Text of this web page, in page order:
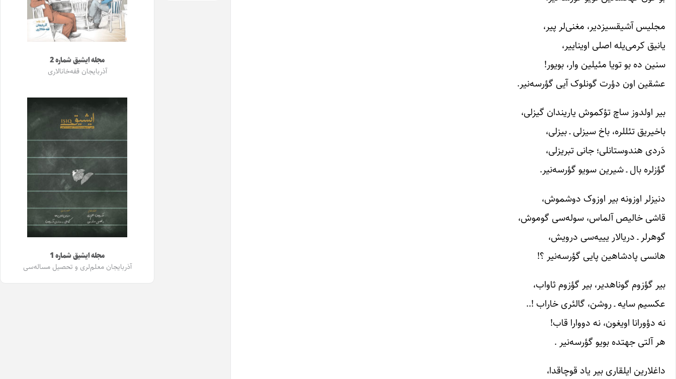
مجلیس آشیقسیزدیر، مغنی‌لر پیر،
یانیق کرمی‌یله اصلی اویناییر،
سنین ده بو تویا مئیلین وار، بویور!
عشقین اون دؤرت گونلوک آیی گؤرسه‌نیر.
بیر اولدوز ساچ تؤکموش یاریندان گیزلی،
باخیریق تئللره، باخ سیزلی ـ بیزلی،
دَردی هندوستانلی؛ جانی تبریزلی،
گؤزلره بال ـ شیرین سویو گؤرسه‌نیر.
دنیزلر اوزونه بیر اوزوک دوشموش،
قاشی خالیص آلماس، سوله‌سی گوموش،
گوهرلر ـ دریالار یییه‌سی درویش،
هانسی پادشاهین پایی گؤرسه‌نیر ؟!
بیر گؤزوم گوناهدیر، بیر گؤزوم ثاواب،
عکسیم سایه ـ روشن، گالئری خاراب !..
نه دؤورانا اویغون، نه دووارا قاب!
هر آلتی جهتده بویو گؤرسه‌نیر .
داغلارین ایلقاری بیر یاد قوچاقدا،
مجله ایشیق شماره 2
آذربایجان قفه‌خانالاری
مجله ایشیق شماره 1
آذربایجان معلم‌لری و تحصیل مساله‌سی